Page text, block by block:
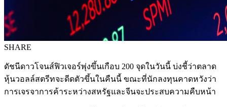
SHARE
ดัชนีดาวโจนส์ฟิวเจอร์พุ่งขึ้นเกือบ 200 จุดในวันนี้ บ่งชี้ว่าตลาด
หุ้นวอลล์สตรีทจะดีดตัวขึ้นในคืนนี้ ขณะที่นักลงทุนคาดหวังว่า
การเจรจาการค้าระหว่างสหรัฐและจีนจะประสบความคืบหน้า